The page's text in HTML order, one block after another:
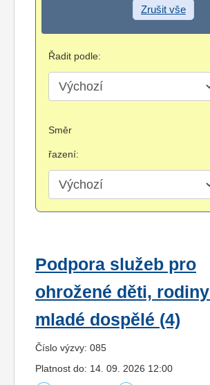
Zrušit vše
Řadit podle:
Směr
řazení:
Podpora služeb pro
ohrožené děti,
mladé dospělé (4)
Číslo výzvy: 085
Platnost do: 14. 09. 2026 12:00